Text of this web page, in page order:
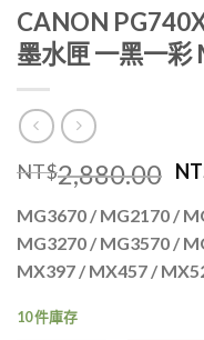
CANON
墨水匣 一黑一
NT$2,880.00 原
價
MG3670 / MG2170 /
MG3270 / MG3570 /
MX397 / MX457 /
10 件庫存